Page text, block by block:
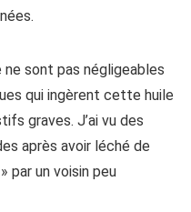
sont pas négligeables
qui ingèrent cette huile
graves. J’ai vu des
après avoir léché de
par un voisin peu